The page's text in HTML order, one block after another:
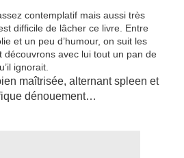
contemplatif mais aussi très
difficile de lâcher ce livre. Entre
et un peu d’humour, on suit les
découvrons avec lui tout un pan de
ignorait.
maîtrisée, alternant spleen et
dénouement…